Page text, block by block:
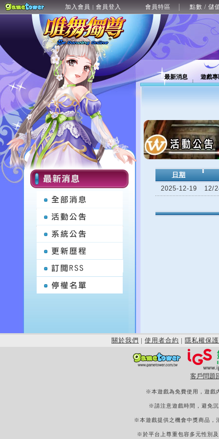
加入會員 | 會員登入 會員特區 點數 / 儲
最新消息 遊戲
日期
2025-12-19
12/
關於我們 | 使用者合約 | 隱私權保護
客戶問題
※本遊戲為免費使用，遊戲
※請注意遊戲時間，避免
※本遊戲提供之機會中獎商品，
※於平台上尊重包容多元性別